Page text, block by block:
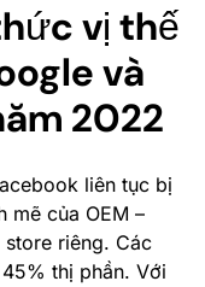
vị thế
và
2022
liên tục bị
mẽ của OEM –
riêng. Các
thị phần. Với